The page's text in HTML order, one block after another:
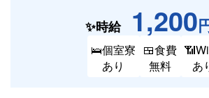
✨時給 1,200
🛌個室寮
あり
🍱食費
無料
あ